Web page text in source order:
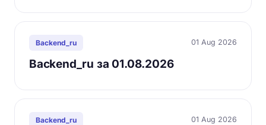
Backend_ru 01 Aug 2026
Backend_ru за 01.08.2026
Backend_ru 01 Aug 2026